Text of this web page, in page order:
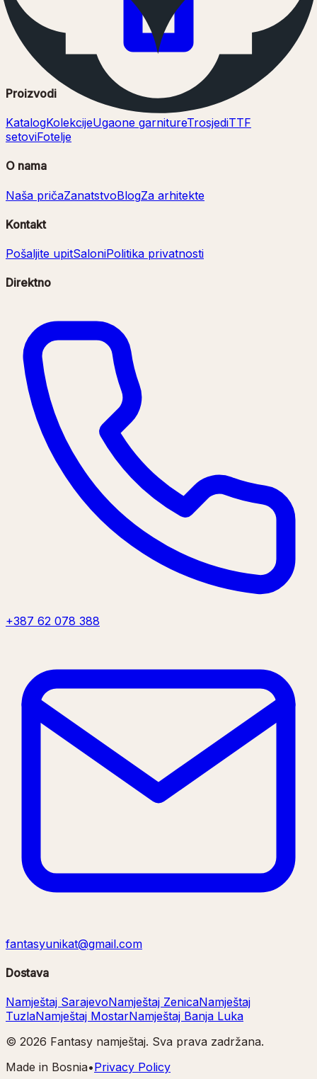
Proizvodi
KatalogKolekcijeUgaone garnitureTrosjediTTF
setoviFotelje
O nama
Naša pričaZanatstvoBlogZa arhitekte
Kontakt
Pošaljite upitSaloniPolitika privatnosti
Direktno
+387 62 078 388
fantasyunikat@gmail.com
Dostava
Namještaj SarajevoNamještaj ZenicaNamještaj
TuzlaNamještaj MostarNamještaj Banja Luka
© 2026 Fantasy namještaj. Sva prava zadržana.
Made in Bosnia•Privacy Policy